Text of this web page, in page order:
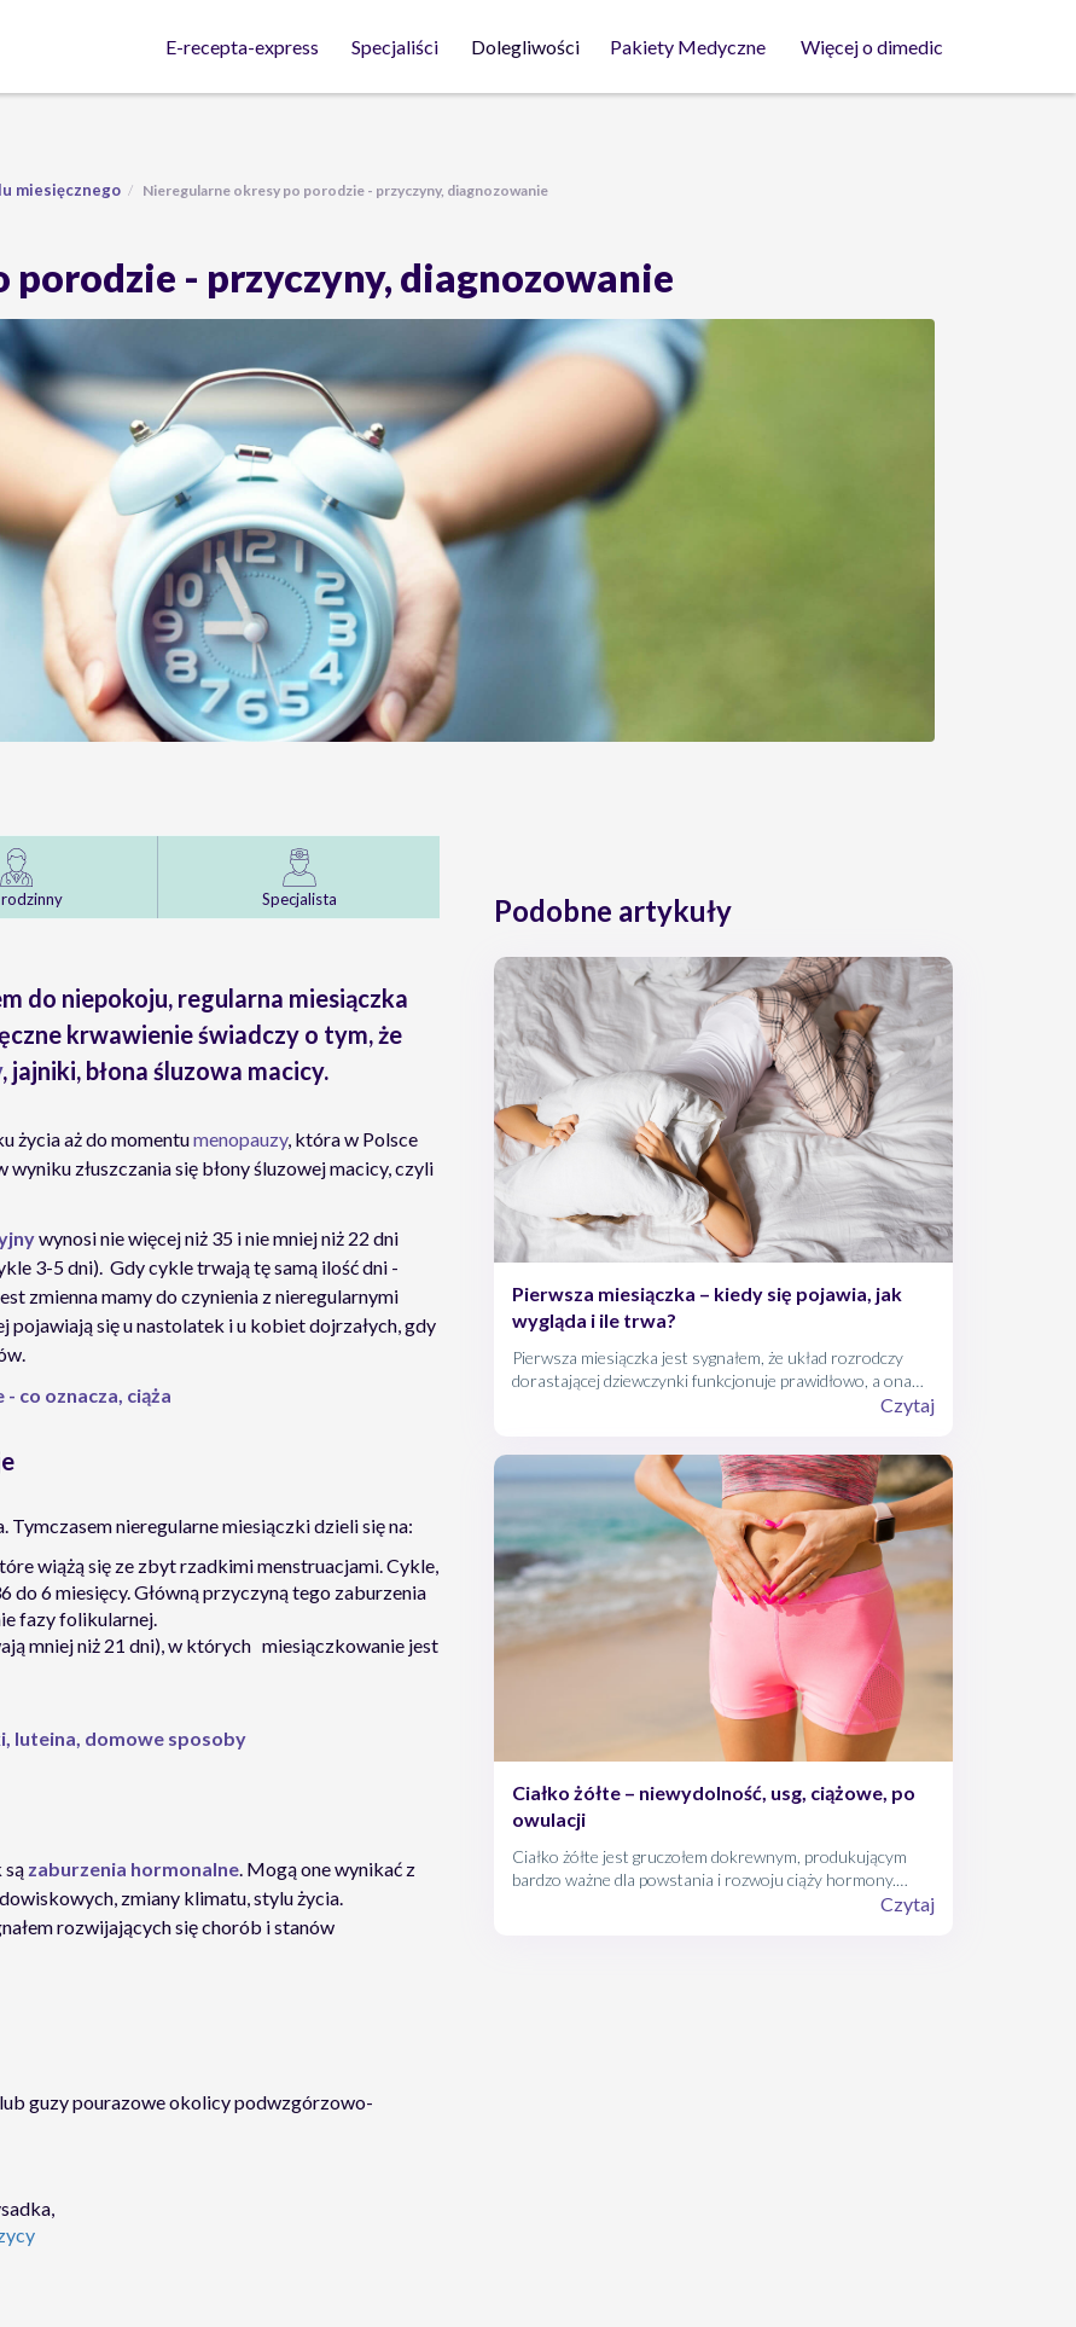
E-recepta-express Specjaliści Dolegliwości Pakiety Medyczne Więcej o dimedic
miesięcznego Nieregularne okresy po porodzie - przyczyny, diagnozowanie
porodzie - przyczyny, diagnozowanie
rodzinny Specjalista
do niepokoju, regularna miesiączka
krwawienie świadczy o tym, że
, jajniki, błona śluzowa macicy.
życia aż do momentumenopauzy, która w Polsce
złuszczania się błony śluzowej macicy, czyli
wynosi nie więcej niż 35 i nie mniej niż 22 dni
3-5 dni). Gdy cykle trwają tę samą ilość dni -
zmienna mamy do czynienia z nieregularnymi
pojawiają się u nastolatek i u kobiet dojrzałych, gdy
co oznacza, ciąża
nieregularne miesiączki dzieli się na:
wiążą się ze zbyt rzadkimi menstruacjami. Cykle,
do 6 miesięcy. Główną przyczyną tego zaburzenia
fazy folikularnej.
mniej niż 21 dni), w których miesiączkowanie jest
luteina, domowe sposoby
są zaburzenia hormonalne. Mogą one wynikać z
zmiany klimatu, stylu życia.
rozwijających się chorób i stanów
guzy pourazowe okolicy podwzgórzowo-
Podobne artykuły
Pierwsza miesiączka – kiedy się pojawia, jak
wygląda i ile trwa?
Pierwsza miesiączka jest sygnałem, że układ rozrodczy
dorastającej dziewczynki funkcjonuje prawidłowo, a ona
Czytaj
Ciałko żółte – niewydolność, usg, ciążowe, po
owulacji
Ciałko żółte jest gruczołem dokrewnym, produkującym
bardzo ważne dla powstania i rozwoju ciąży hormony.
Najważniejszym z nich jest progesteron. Jeśli jest go zaCzytaj